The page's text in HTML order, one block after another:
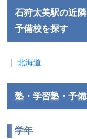
石狩太美駅の近
予備校を探す
北海道
塾・学習塾・予
学年